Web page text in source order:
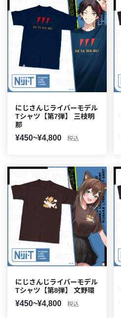
にじさんじライバーモデル
Tシャツ【第7弾】 三枝明
那
¥450~¥4,800 税込
にじさんじライバーモデル
Tシャツ【第8弾】 文野環
¥450~¥4,800 税込